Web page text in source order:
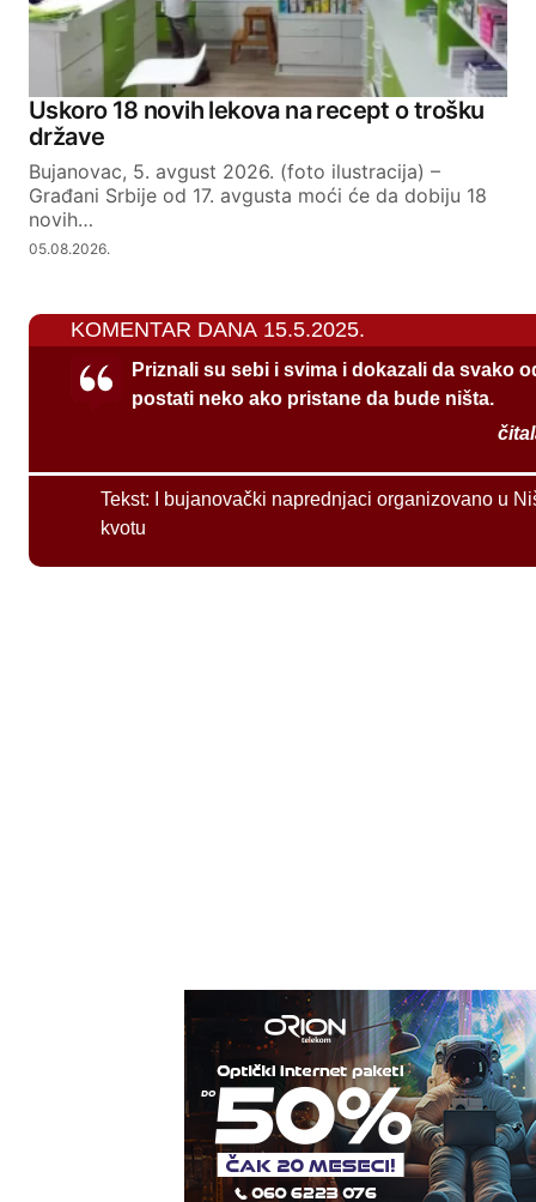
Uskoro 18 novih lekova na recept o trošku
države
Bujanovac, 5. avgust 2026. (foto ilustracija) –
Građani Srbije od 17. avgusta moći će da dobiju 18
novih…
05.08.2026.
KOMENTAR DANA 15.5.2025.
Priznali su sebi i svima i dokazali da svako
postati neko ako pristane da bude ništa.
Tekst:
I bujanovački naprednjaci organizovano u
kvotu